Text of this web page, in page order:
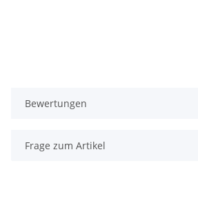
Bewertungen
Frage zum Artikel